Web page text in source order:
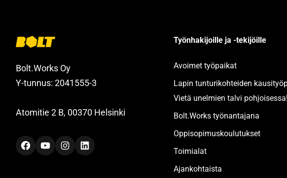
Bolt.Works Oy
Y-tunnus: 2041555-3
Atomitie 2 B, 00370 Helsinki
FacebookYouTubeInstagramLinkedIn
Työnhakijoille ja -tekijöille
Avoimet työpaikat
Lapin tunturikohteiden
Vietä unelmien talvi pohjoisessa!
Bolt.Works työnantajana
Oppisopimuskoulutukset
Toimialat
Ajankohtaista